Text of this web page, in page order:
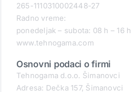
265-1110310002448-27
Radno vreme:
ponedeljak – subota: 08 h – 16 h
www.tehnogama.com
Osnovni podaci o firmi
Tehnogama d.o.o. Šimanovci
Adresa: Dečka 157, Šimanovci